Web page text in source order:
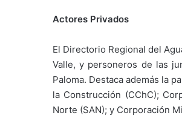
Actores Privados
El Directorio Regional del
Valle, y personeros de las
Paloma. Destaca además la
la Construcción (CChC);
Norte (SAN); y Corporación